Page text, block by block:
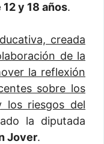
y 18 años.
creada
de la
la reflexión
sobre los
los riesgos del
la diputada
Jover.